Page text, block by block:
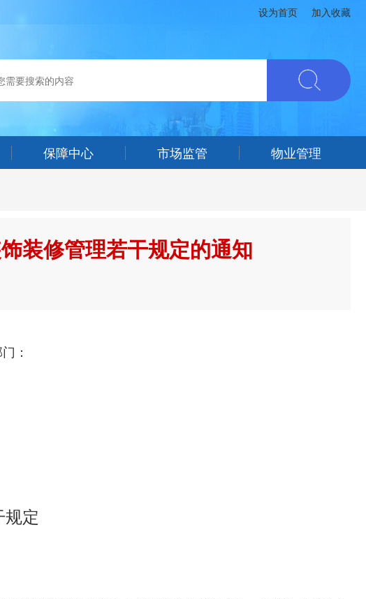
设为首页 加入收藏
保障中心 市场监管 物业管理
装修管理若干规定的通知
：
规定